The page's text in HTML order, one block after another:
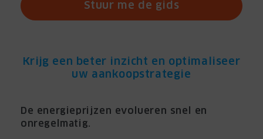
Stuur me de gids
Krijg een beter inzicht en optimaliseer
uw aankoopstrategie
De energieprijzen evolueren snel en
onregelmatig.